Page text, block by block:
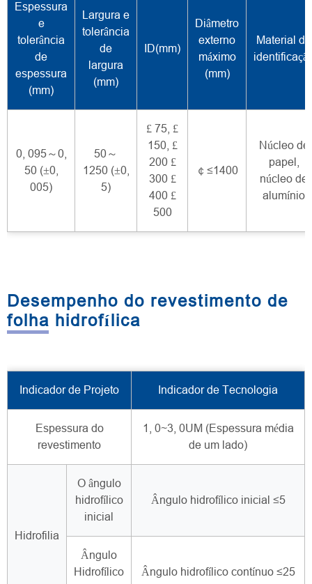
Espessura
e
tolerância
de
espessura
(mm)
Largura e
tolerância
de
largura
(mm)
ID(mm)
Diâmetro
externo
máximo
(mm)
Material de
0, 095～0,
50 (±0,
005)
50～
1250 (±0,
5)
£ 75, £
150, £
200 £
300 £
400 £
500
￠≤1400
Núcleo de
papel,
núcleo de
alumínio
Desempenho do revestimento de
folha hidrofílica
Indicador de Projeto Indicador de Tecnologia
Espessura do
revestimento
1, 0~3, 0UM (Espessura média
de um lado)
Hidrofilia
O ângulo
hidrofílico
inicial
Ângulo hidrofílico inicial ≤5
Ângulo
Hidrofílico
Ângulo hidrofílico contínuo ≤25